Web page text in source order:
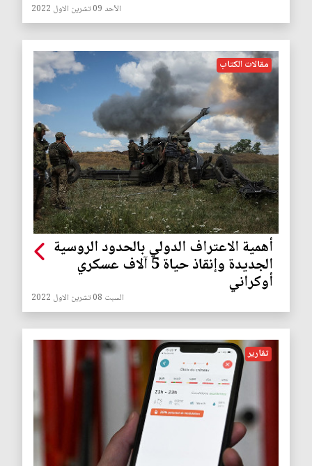
الأحد 09 تشرين الاول 2022
مقالات الكتاب
أهمية الاعتراف الدولي بالحدود الروسية
الجديدة وإنقاذ حياة 5 آلاف عسكري
أوكراني
السبت 08 تشرين الاول 2022
تقارير